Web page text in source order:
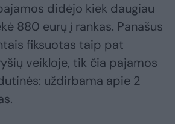
didėjo kiek daugiau
880 eurų į rankas. Panašus
fiksuotas taip pat
veikloje, tik čia pajamos
uždirbama apie 2